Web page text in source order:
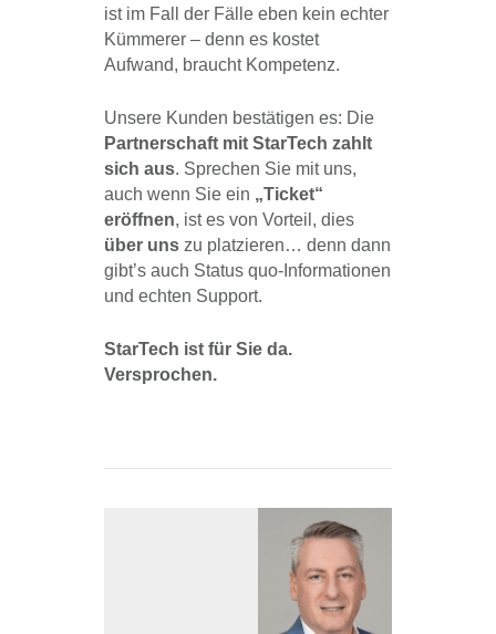
ist im Fall der Fälle eben kein echter
Kümmerer – denn es kostet
Aufwand, braucht Kompetenz.
Unsere Kunden bestätigen es: Die
Partnerschaft mit StarTech zahlt
sich aus. Sprechen Sie mit uns,
auch wenn Sie ein „Ticket“
eröffnen, ist es von Vorteil, dies
über uns zu platzieren… denn dann
gibt’s auch Status quo-Informationen
und echten Support.
StarTech ist für Sie da.
Versprochen.